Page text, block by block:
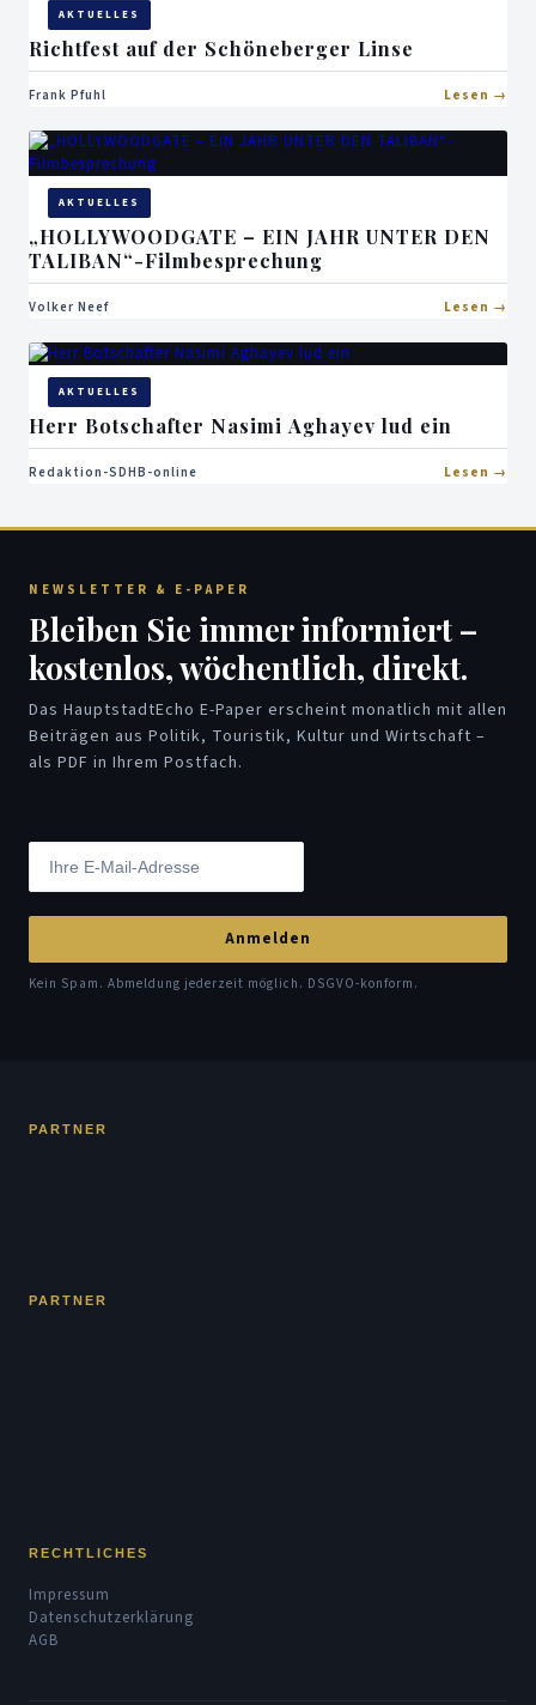
AKTUELLES
Richtfest auf der Schöneberger Linse
Frank Pfuhl Lesen
AKTUELLES
„HOLLYWOODGATE – EIN JAHR UNTER DEN
TALIBAN“-Filmbesprechung
Volker Neef Lesen
AKTUELLES
Herr Botschafter Nasimi Aghayev lud ein
Redaktion-SDHB-online Lesen
NEWSLETTER & E-PAPER
Bleiben Sie immer informiert –
kostenlos, wöchentlich, direkt.
Das HauptstadtEcho E-Paper erscheint monatlich mit allen
Beiträgen aus Politik, Touristik, Kultur und Wirtschaft –
als PDF in Ihrem Postfach.
Anmelden
Kein Spam. Abmeldung jederzeit möglich. DSGVO-konform.
PARTNER
PARTNER
RECHTLICHES
Impressum
Datenschutzerklärung
AGB